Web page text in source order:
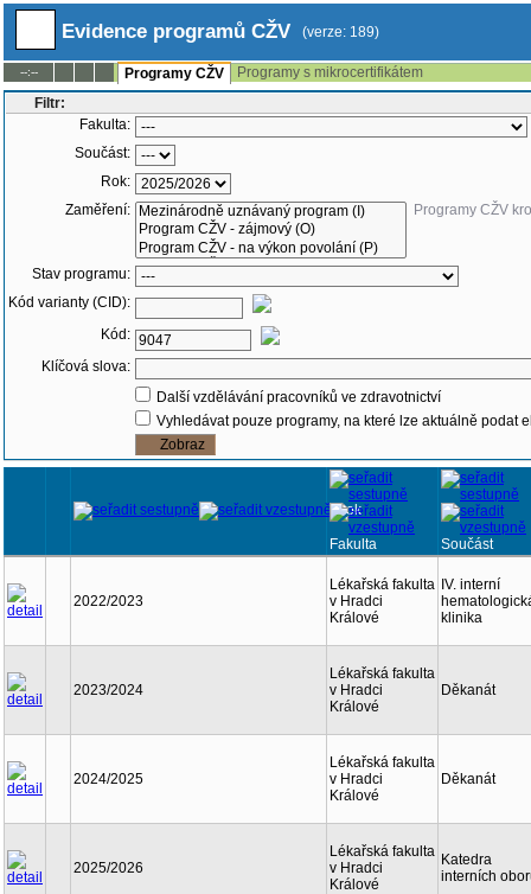
Evidence programů CŽV (verze: 189)
--:-- Programy CŽV
Programy s mikrocertifikátem
Filtr:
Fakulta:
Součást:
Rok:
Zaměření:
Programy CŽV
Stav programu:
Kód varianty (CID):
Kód:
Klíčová slova:
Další vzdělávání pracovníků ve zdravotnictví
Vyhledávat pouze programy, na které lze aktuálně podat
Rok
Fakulta Součást
2022/2023
Lékařská fakulta
v Hradci
Králové
IV. interní
klinika
2023/2024
Lékařská fakulta
v Hradci
Králové
Děkanát
2024/2025
Lékařská fakulta
v Hradci
Králové
Děkanát
2025/2026
Lékařská fakulta
v Hradci
Králové
Katedra
interních